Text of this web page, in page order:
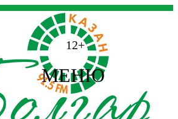
12+
МЕНЮ